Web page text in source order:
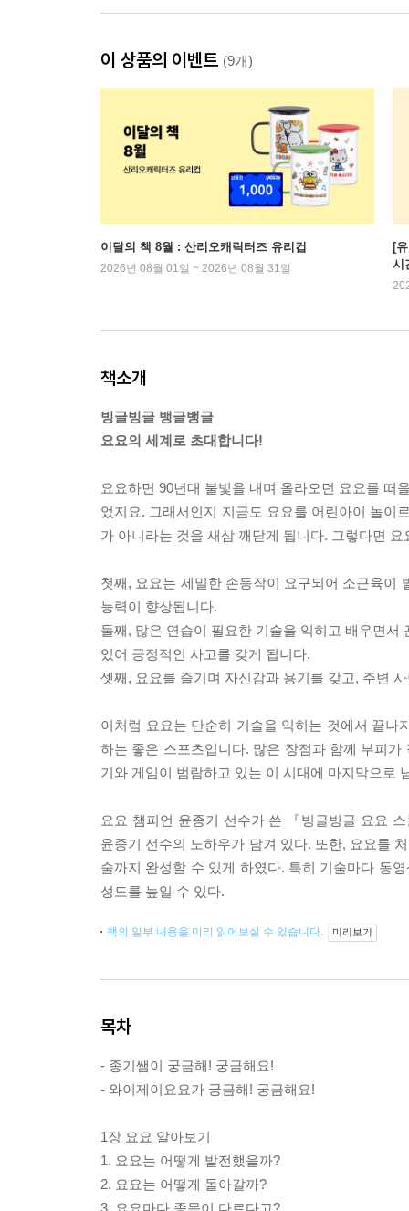
이 상품의 이벤트 (9개)
이달의 책 8월 : 산리오캐릭터즈 유리컵
2026년 08월 01일 ~ 2026년 08월 31일
[
시
책소개
빙글빙글 뱅글뱅글
요요의 세계로 초대합니다!
요요하면 90년대 불빛을 내며 올라오던 요요를 떠
었지요. 그래서인지 지금도 요요를 어린아이 놀이
가 아니라는 것을 새삼 깨닫게 됩니다. 그렇다면
첫째, 요요는 세밀한 손동작이 요구되어 소근육이
능력이 향상됩니다.
둘째, 많은 연습이 필요한 기술을 익히고 배우면
있어 긍정적인 사고를 갖게 됩니다.
셋째, 요요를 즐기며 자신감과 용기를 갖고, 주변
이처럼 요요는 단순히 기술을 익히는 것에서 끝
하는 좋은 스포츠입니다. 많은 장점과 함께 부피
기와 게임이 범람하고 있는 이 시대에 마지막으로
요요 챔피언 윤종기 선수가 쓴 『빙글빙글 요요
윤종기 선수의 노하우가 담겨 있다. 또한, 요요를
술까지 완성할 수 있게 하였다. 특히 기술마다 동
성도를 높일 수 있다.
책의 일부 내용을 미리 읽어보실 수 있습니다. 미리보기
목차
- 종기쌤이 궁금해! 궁금해요!
- 와이제이요요가 궁금해! 궁금해요!
1장 요요 알아보기
1. 요요는 어떻게 발전했을까?
2. 요요는 어떻게 돌아갈까?
3. 요요마다 종목이 다르다고?